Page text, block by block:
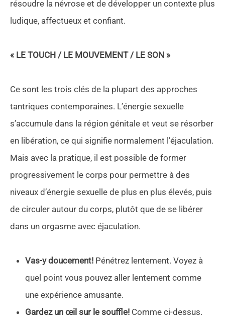
résoudre la névrose et de développer un contexte plus
ludique, affectueux et confiant.
« LE TOUCH / LE MOUVEMENT / LE SON »
Ce sont les trois clés de la plupart des approches
tantriques contemporaines. L’énergie sexuelle
s’accumule dans la région génitale et veut se résorber
en libération, ce qui signifie normalement l’éjaculation.
Mais avec la pratique, il est possible de former
progressivement le corps pour permettre à des
niveaux d’énergie sexuelle de plus en plus élevés, puis
de circuler autour du corps, plutôt que de se libérer
dans un orgasme avec éjaculation.
Vas-y doucement!Pénétrez lentement. Voyez à
quel point vous pouvez aller lentement comme
une expérience amusante.
Gardez un œil sur le souffle! Comme ci-dessus.